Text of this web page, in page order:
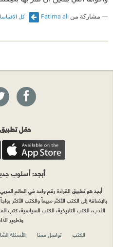
مشاركة من Fatima ali كل
حمّل تطبيق
أبجد: أسلوب
أبجد هو تطبيق القراءة رقم واحد في العالم
بالإضافة إلى الكتب الأكثر مبيعاً والكتب
الأدب، الكتب التاريخية، الكتب السياسية، كتب
وتطوير
الكتب
تواصل معنا الأسئلة